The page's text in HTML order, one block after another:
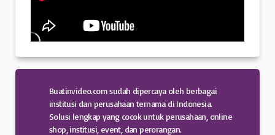
Buatinvideo.com sudah dipercaya oleh berbagai
institusi dan perusahaan ternama di Indonesia.
Solusi lengkap yang cocok untuk perusahaan, online
shop, institusi, event, dan perorangan.